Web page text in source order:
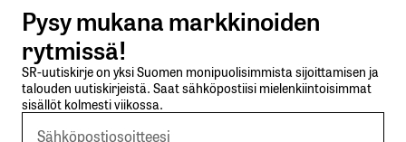
Lähetä kommentti
Pysy mukana markkinoiden
rytmissä!
SR-uutiskirje on yksi Suomen monipuolisimmista sijoittamisen ja
talouden uutiskirjeistä. Saat sähköpostiisi mielenkiintoisimmat
sisällöt kolmesti viikossa.